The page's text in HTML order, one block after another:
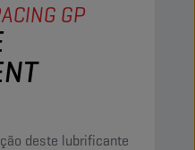
GP
deste lubrificante